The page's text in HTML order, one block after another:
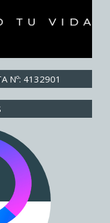
Nº: 4132901